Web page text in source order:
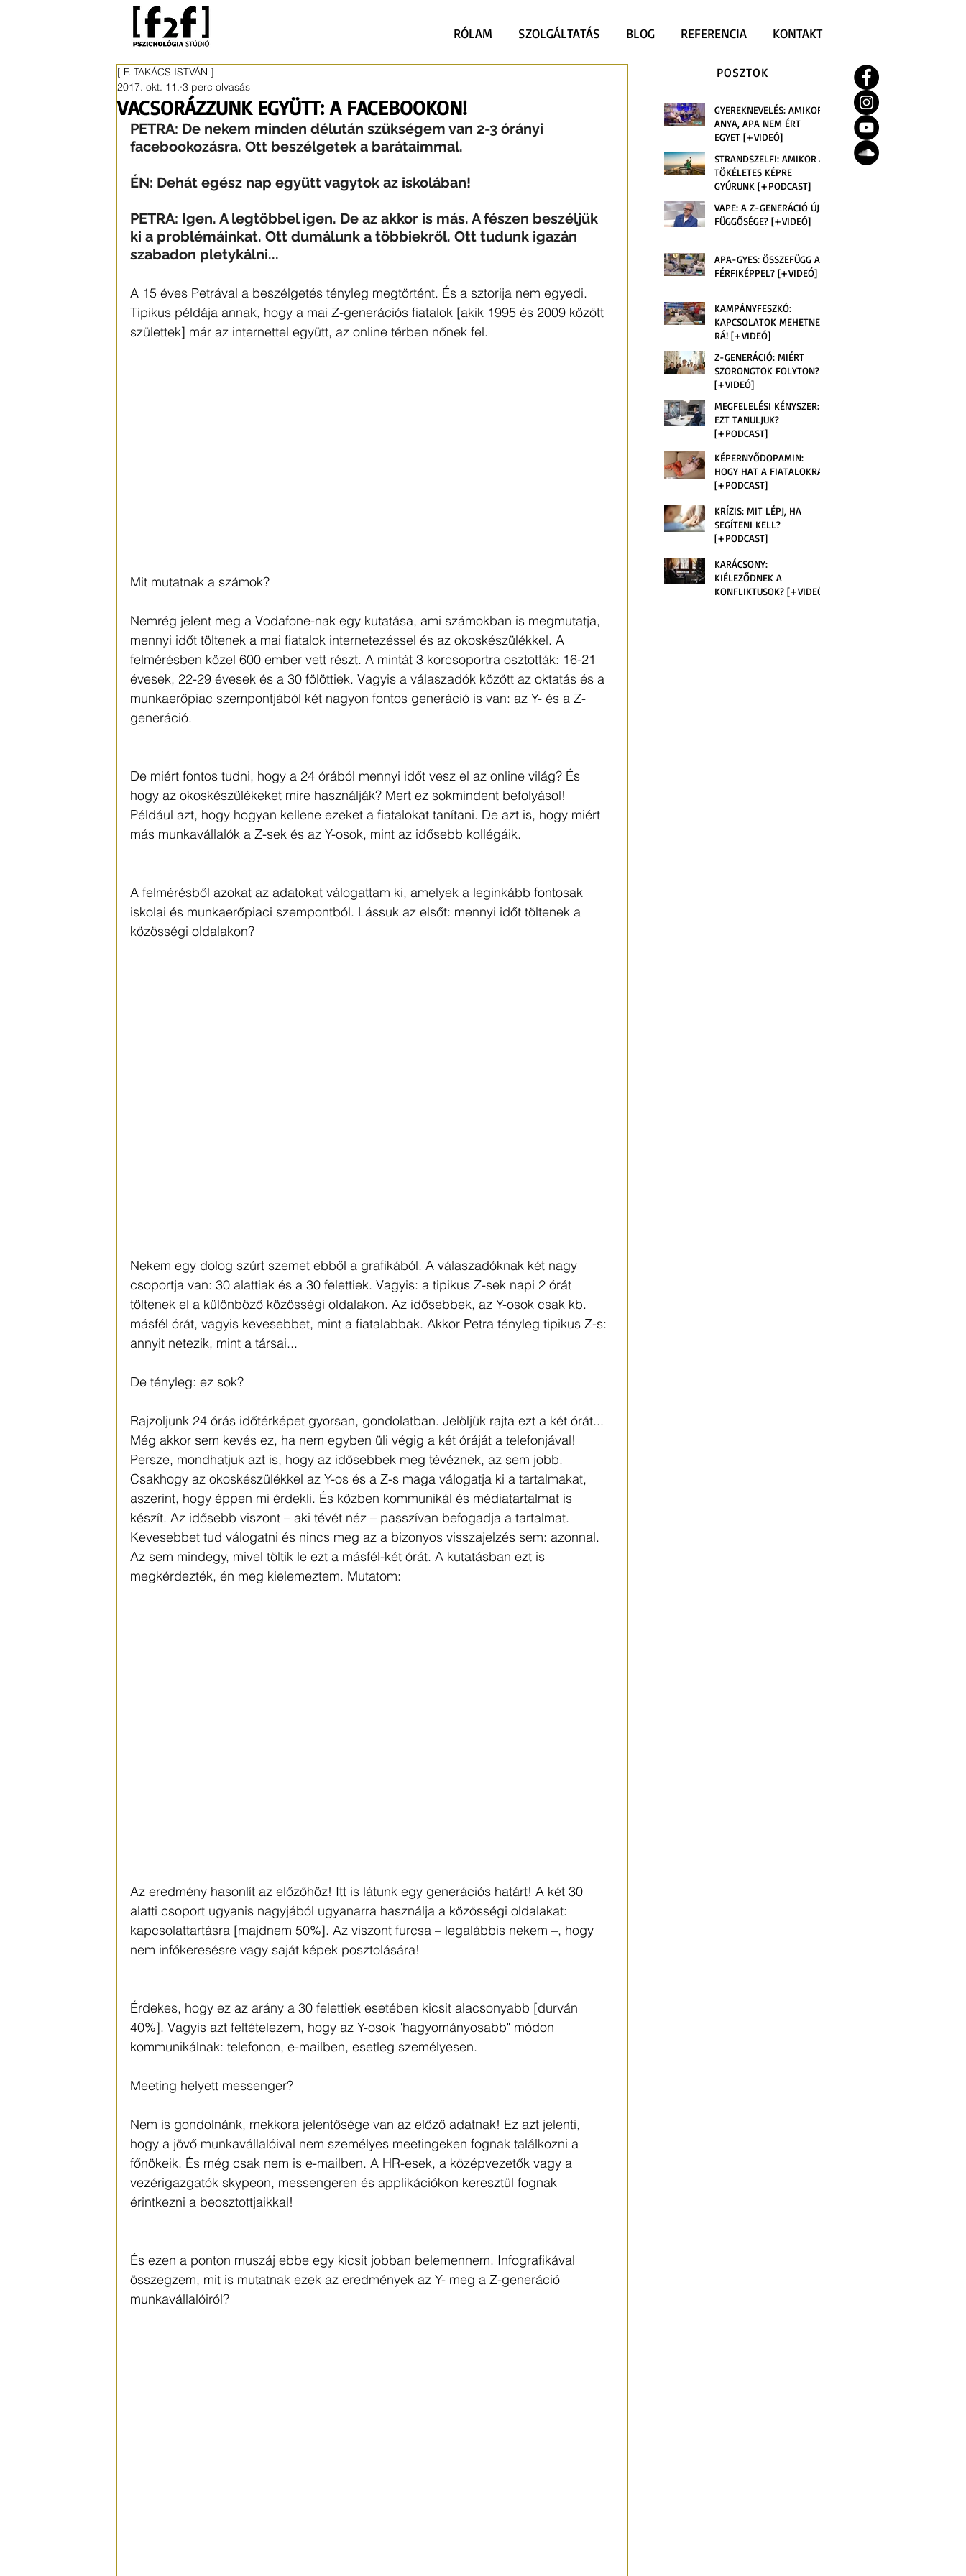
RÓLAM SZOLGÁLTATÁS BLOG REFERENCIA KONTAKT
VACSORÁZZUNK EGYÜTT: A FACEBOOKON!
[ F. TAKÁCS ISTVÁN ]
2017. okt. 11. 3 perc olvasás
PETRA: De nekem minden délután szükségem van 2-3 órányi
facebookozásra. Ott beszélgetek a barátaimmal.
ÉN: Dehát egész nap együtt vagytok az iskolában!
PETRA: Igen. A legtöbbel igen. De az akkor is más. A fészen beszéljük
ki a problémáinkat. Ott dumálunk a többiekről. Ott tudunk igazán
szabadon pletykálni...
A 15 éves Petrával a beszélgetés tényleg megtörtént. És a sztorija nem egyedi.
Tipikus példája annak, hogy a mai Z-generációs fiatalok [akik 1995 és 2009 között
születtek] már az internettel együtt, az online térben nőnek fel.
Mit mutatnak a számok?
Nemrég jelent meg a Vodafone-nak egy kutatása, ami számokban is megmutatja,
mennyi időt töltenek a mai fiatalok internetezéssel és az okoskészülékkel. A
felmérésben közel 600 ember vett részt. A mintát 3 korcsoportra osztották: 16-21
évesek, 22-29 évesek és a 30 fölöttiek. Vagyis a válaszadók között az oktatás és a
munkaerőpiac szempontjából két nagyon fontos generáció is van: az Y- és a Z-
generáció.
De miért fontos tudni, hogy a 24 órából mennyi időt vesz el az online világ? És
hogy az okoskészülékeket mire használják? Mert ez sokmindent befolyásol!
Például azt, hogy hogyan kellene ezeket a fiatalokat tanítani. De azt is, hogy miért
más munkavállalók a Z-sek és az Y-osok, mint az idősebb kollégáik.
A felmérésből azokat az adatokat válogattam ki, amelyek a leginkább fontosak
iskolai és munkaerőpiaci szempontból. Lássuk az elsőt: mennyi időt töltenek a
közösségi oldalakon?
Nekem egy dolog szúrt szemet ebből a grafikából. A válaszadóknak két nagy
csoportja van: 30 alattiak és a 30 felettiek. Vagyis: a tipikus Z-sek napi 2 órát
töltenek el a különböző közösségi oldalakon. Az idősebbek, az Y-osok csak kb.
másfél órát, vagyis kevesebbet, mint a fiatalabbak. Akkor Petra tényleg tipikus Z-s:
annyit netezik, mint a társai...
De tényleg: ez sok?
Rajzoljunk 24 órás időtérképet gyorsan, gondolatban. Jelöljük rajta ezt a két órát...
Még akkor sem kevés ez, ha nem egyben üli végig a két óráját a telefonjával!
Persze, mondhatjuk azt is, hogy az idősebbek meg tévéznek, az sem jobb.
Csakhogy az okoskészülékkel az Y-os és a Z-s maga válogatja ki a tartalmakat,
aszerint, hogy éppen mi érdekli. És közben kommunikál és médiatartalmat is
készít. Az idősebb viszont – aki tévét néz – passzívan befogadja a tartalmat.
Kevesebbet tud válogatni és nincs meg az a bizonyos visszajelzés sem: azonnal.
Az sem mindegy, mivel töltik le ezt a másfél-két órát. A kutatásban ezt is
megkérdezték, én meg kielemeztem. Mutatom:
Az eredmény hasonlít az előzőhöz! Itt is látunk egy generációs határt! A két 30
alatti csoport ugyanis nagyjából ugyanarra használja a közösségi oldalakat:
kapcsolattartásra [majdnem 50%]. Az viszont furcsa – legalábbis nekem –, hogy
nem infókeresésre vagy saját képek posztolására!
Érdekes, hogy ez az arány a 30 felettiek esetében kicsit alacsonyabb [durván
40%]. Vagyis azt feltételezem, hogy az Y-osok "hagyományosabb" módon
kommunikálnak: telefonon, e-mailben, esetleg személyesen.
Meeting helyett messenger?
Nem is gondolnánk, mekkora jelentősége van az előző adatnak! Ez azt jelenti,
hogy a jövő munkavállalóival nem személyes meetingeken fognak találkozni a
főnökeik. És még csak nem is e-mailben. A HR-esek, a középvezetők vagy a
vezérigazgatók skypeon, messengeren és applikációkon keresztül fognak
érintkezni a beosztottjaikkal!
És ezen a ponton muszáj ebbe egy kicsit jobban belemennem. Infografikával
összegzem, mit is mutatnak ezek az eredmények az Y- meg a Z-generáció
munkavállalóiról?
POSZTOK
GYEREKNEVELÉS: AMIKOR
ANYA, APA NEM ÉRT
EGYET [+VIDEÓ]
STRANDSZELFI: AMIKOR A
TÖKÉLETES KÉPRE
GYÚRUNK [+PODCAST]
VAPE: A Z-GENERÁCIÓ ÚJ
FÜGGŐSÉGE? [+VIDEÓ]
APA-GYES: ÖSSZEFÜGG A
FÉRFIKÉPPEL? [+VIDEÓ]
KAMPÁNYFESZKÓ:
KAPCSOLATOK MEHETNEK
RÁ! [+VIDEÓ]
Z-GENERÁCIÓ: MIÉRT
SZORONGTOK FOLYTON?
[+VIDEÓ]
MEGFELELÉSI KÉNYSZER:
EZT TANULJUK?
[+PODCAST]
KÉPERNYŐDOPAMIN:
HOGY HAT A FIATALOKRA?
[+PODCAST]
KRÍZIS: MIT LÉPJ, HA
SEGÍTENI KELL?
[+PODCAST]
KARÁCSONY:
KIÉLEZŐDNEK A
KONFLIKTUSOK? [+VIDEÓ]